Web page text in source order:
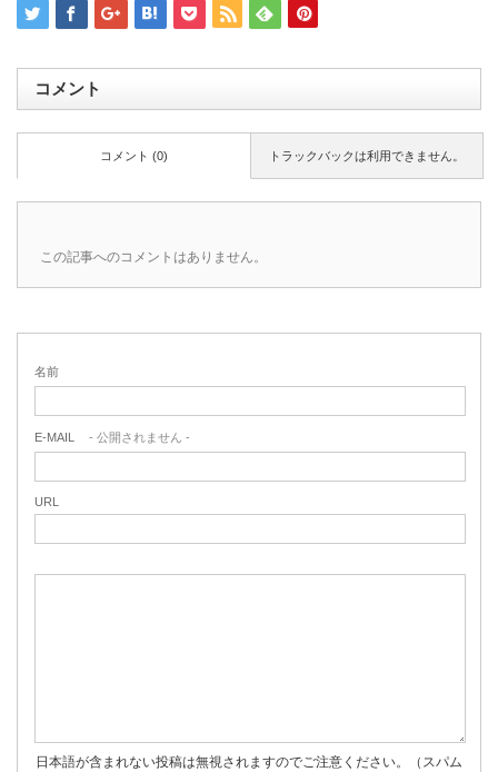
コメント
トラックバックは利用できません。
コメント (0)
この記事へのコメントはありません。
名前
E-MAIL - 公開されません -
URL
日本語が含まれない投稿は無視されますのでご注意ください。（スパム